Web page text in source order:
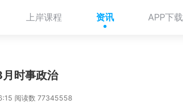
上岸课程 资讯 APP下载
时事政治
阅读数 77345558